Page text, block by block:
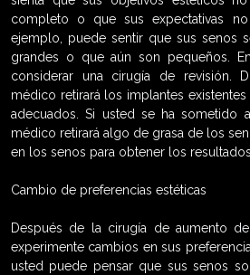
completo o que sus expectativas
ejemplo, puede sentir que sus senos
grandes o que aún son pequeños.
considerar una cirugía de revisión.
médico retirará los implantes
adecuados. Si usted se ha sometido
médico retirará algo de grasa de los
en los senos para obtener los
Cambio de preferencias estéticas
Después de la cirugía de aumento
experimente cambios en sus
usted puede pensar que sus senos